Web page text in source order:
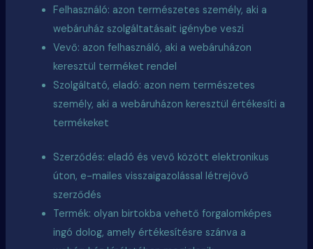
Felhasználó: azon természetes személy, aki a
webáruház szolgáltatásait igénybe veszi
Vevő: azon felhasználó, aki a webáruházon
keresztül terméket rendel
Szolgáltató, eladó: azon nem természetes
személy, aki a webáruházon keresztül értékesíti a
termékeket
Szerződés: eladó és vevő között elektronikus
úton, e-mailes visszaigazolással létrejövő
szerződés
Termék: olyan birtokba vehető forgalomképes
ingó dolog, amely értékesítésre szánva a